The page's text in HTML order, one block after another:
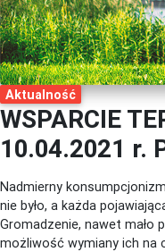
Aktualność
WSPARCIE
10.04.2021 r.
Nadmierny
nie było, a każda
Gromadzenie, nawet mało
możliwość wymiany ich na